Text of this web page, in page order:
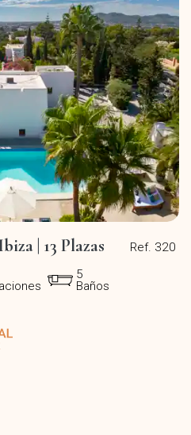
Ref. 320
| 13 Plazas
5
Baños